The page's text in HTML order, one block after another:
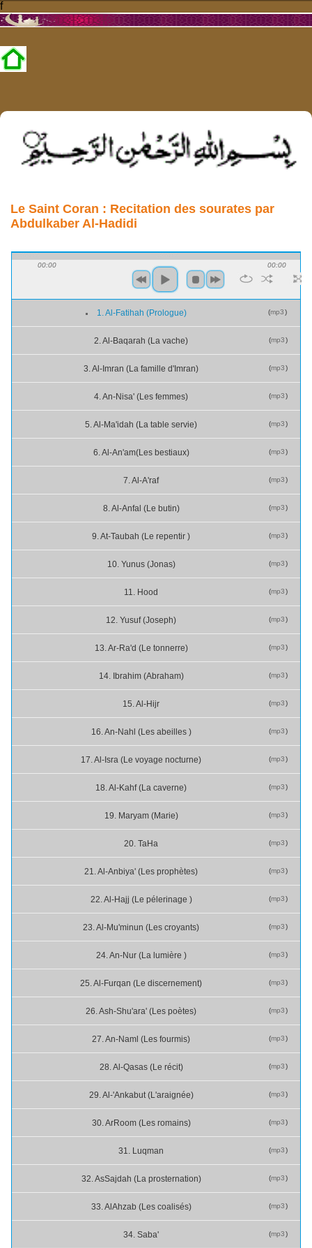
f
Le Saint Coran : Recitation des sourates par
Abdulkaber Al-Hadidi
00:00 00:00
(mp3)
1. Al-Fatihah (Prologue)
(mp3)
2. Al-Baqarah (La vache)
(mp3)
3. Al-Imran (La famille d'Imran)
(mp3)
4. An-Nisa' (Les femmes)
(mp3)
5. Al-Ma'idah (La table servie)
(mp3)
6. Al-An'am(Les bestiaux)
(mp3)
7. Al-A'raf
(mp3)
8. Al-Anfal (Le butin)
(mp3)
9. At-Taubah (Le repentir )
(mp3)
10. Yunus (Jonas)
(mp3)
11. Hood
(mp3)
12. Yusuf (Joseph)
(mp3)
13. Ar-Ra'd (Le tonnerre)
(mp3)
14. Ibrahim (Abraham)
(mp3)
15. Al-Hijr
(mp3)
16. An-Nahl (Les abeilles )
(mp3)
17. Al-Isra (Le voyage nocturne)
(mp3)
18. Al-Kahf (La caverne)
(mp3)
19. Maryam (Marie)
(mp3)
20. Ta­Ha
(mp3)
21. Al-Anbiya' (Les prophètes)
(mp3)
22. Al-Hajj (Le pélerinage )
(mp3)
23. Al-Mu'minun (Les croyants)
(mp3)
24. An-Nur (La lumière )
(mp3)
25. Al-Furqan (Le discernement)
(mp3)
26. Ash-Shu'ara' (Les poètes)
(mp3)
27. An-Naml (Les fourmis)
(mp3)
28. Al-Qasas (Le récit)
(mp3)
29. Al-'Ankabut (L'araignée)
(mp3)
30. Ar­Room (Les romains)
(mp3)
31. Luqman
(mp3)
32. As­Sajdah (La prosternation)
(mp3)
33. Al­Ahzab (Les coalisés)
(mp3)
34. Saba'